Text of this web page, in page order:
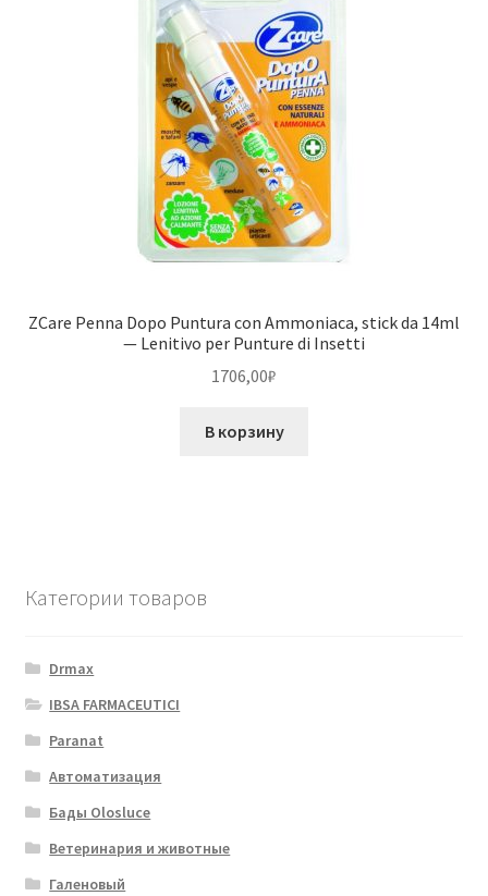
ZCare Penna Dopo Puntura con Ammoniaca, stick da 14ml
— Lenitivo per Punture di Insetti
1706,00₽
В корзину
Категории товаров
Drmax
IBSA FARMACEUTICI
Paranat
Автоматизация
Бады Olosluce
Ветеринария и животные
Галеновый